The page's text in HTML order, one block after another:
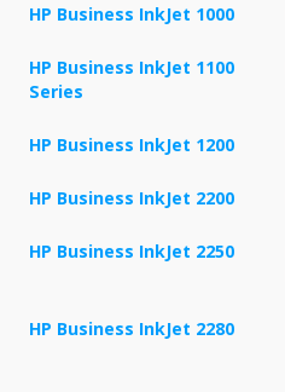
HP Business InkJet 1000
HP Business InkJet 1100
Series
HP Business InkJet 1200
HP Business InkJet 2200
HP Business InkJet 2250
HP Business InkJet 2280